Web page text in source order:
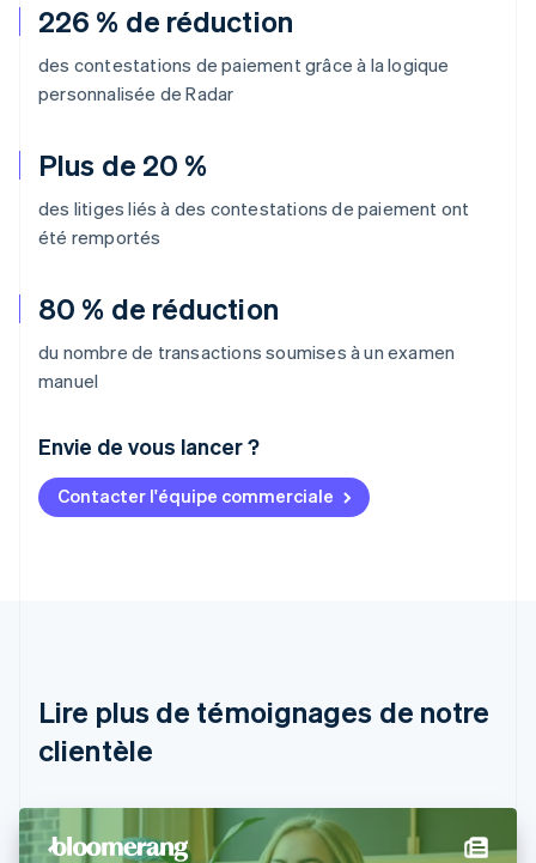
226 % de réduction
des contestations de paiement grâce à la logique
personnalisée de Radar
Plus de 20 %
des litiges liés à des contestations de paiement ont
été remportés
80 % de réduction
du nombre de transactions soumises à un examen
manuel
Envie de vous lancer ?
Contacter l'équipe commerciale
Lire plus de témoignages de notre
clientèle
Allemagne
Brésil
PortuguêsEnglish
Bulgarie
Chine continentale